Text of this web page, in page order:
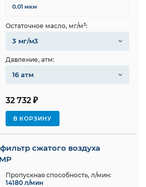
32 732 ₽
В КОРЗИНУ
0.01 мкм
Остаточное масло, мг/м³:
3 мг/м3
Давление, атм:
16 атм
сжатого воздуха
Пропускная способность, л/мин:
14180 л/мин